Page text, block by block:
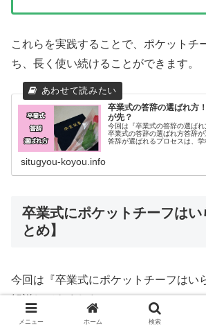
これらを実践することで、ポケットチ
ち、長く使い続けることができます。
卒業式の答辞の選ばれ方
が先？
今回は『卒業式の答辞の選ばれ
卒業式の答辞の選ばれ方答辞
答辞が選ばれるプロセスは、学
situgyou-koyou.info
卒業式にポケットチーフはい
とめ】
今回は『卒業式にポケットチーフはい
解説してきました。
メニュー ホーム 検索